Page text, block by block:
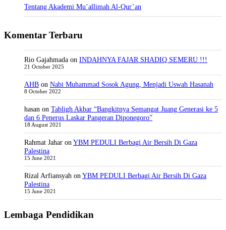
Tentang Akademi Mu’allimah Al-Qur’an
Komentar Terbaru
Rio Gajahmada on INDAHNYA FAJAR SHADIQ SEMERU !!!
21 October 2025
AHB on Nabi Muhammad Sosok Agung, Menjadi Uswah Hasanah
8 October 2022
hasan on Tabligh Akbar “Bangkitnya Semangat Juang Generasi ke 5
dan 6 Penerus Laskar Pangeran Diponegoro”
18 August 2021
Rahmat Jahar onYBM PEDULI Berbagi Air Bersih Di Gaza
Palestina
15 June 2021
Rizal Arfiansyah onYBM PEDULI Berbagi Air Bersih Di Gaza
Palestina
15 June 2021
Lembaga Pendidikan